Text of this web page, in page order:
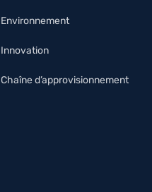
Environnement
Innovation
Chaîne d’approvisionnement